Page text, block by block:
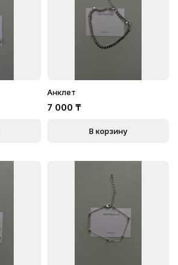
Анклет
7 000 ₸
В корзину